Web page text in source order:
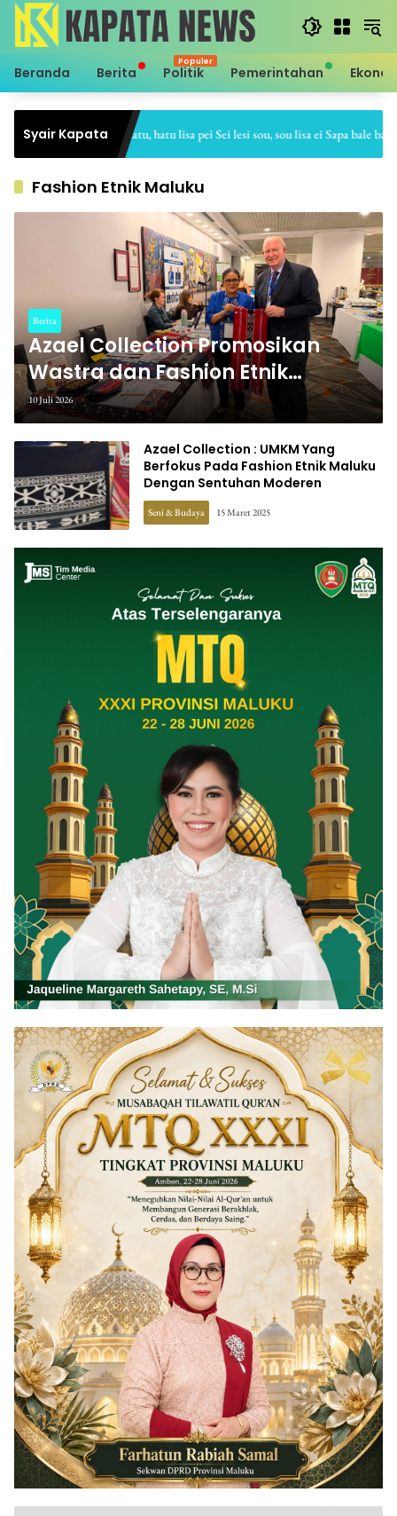
Langsung
konten
Beranda Berita Politik Pemerintahan
Syair Kapata
Sei hale hatu, hatu lisa pei Sei lesi sou, sou lisa ei Sapa bale batu,
Fashion Etnik Maluku
Berita
Azael Collection Promosikan
Wastra dan Fashion Etnik
Maluku di Darwin Fusion ASEAN
2026
10 Juli 2026
Azael Collection : UMKM Yang
Berfokus Pada Fashion Etnik Maluku
Dengan Sentuhan Moderen
Seni & Budaya 15 Maret 2025